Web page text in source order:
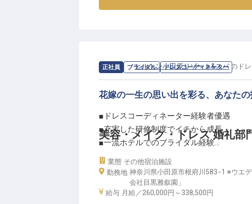
正社員 ブライダル ドレスコーディネーター
美容・メイク・ドレス 婚礼部
求人情報：ヒルトン小田原リゾート&スパ の ド
花嫁の一生の思い出を彩る、あなた
■ドレスコーディネーター経験者優遇
■充実した研修制度でイチから成長
■一流ホテルでのブライダル経験
■福利厚生充実！各種優待あり
ーー【幸せの瞬間を彩る、感動のプロフェ
ヒルトン小田原リゾート＆スパでは、お
業態 その他宿泊施設
勤務地 神奈川県小田原市根府川583−1 ※ウエ
会社目黒雅叙園」
給与 月給／260,000円～ 338,500円